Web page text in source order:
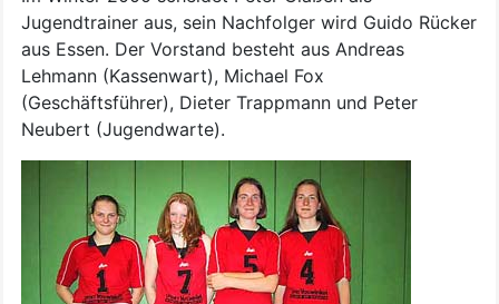
Jugendtrainer aus, sein Nachfolger wird Guido Rücker
aus Essen. Der Vorstand besteht aus Andreas
Lehmann (Kassenwart), Michael Fox
(Geschäftsführer), Dieter Trappmann und Peter
Neubert (Jugendwarte).